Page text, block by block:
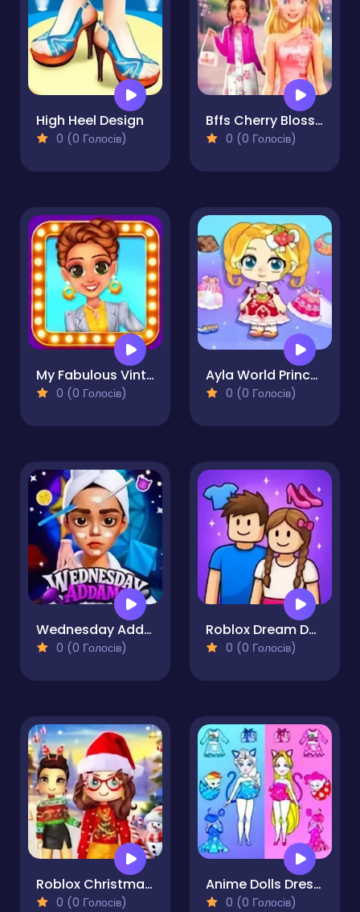
High Heel Design
0 (0 Голосів)
Bffs Cherry Blossom Celebration
0 (0 Голосів)
My Fabulous Vintage Look
0 (0 Голосів)
Ayla World Princess life
0 (0 Голосів)
Wednesday Addams Beauty Salon
0 (0 Голосів)
Roblox Dream Duo Dress Up
0 (0 Голосів)
Roblox Christmas Dressup
0 (0 Голосів)
Anime Dolls Dress Up Games
0 (0 Голосів)